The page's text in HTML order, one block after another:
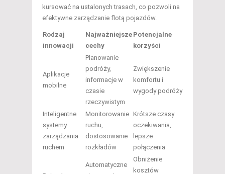
kursować na ustalonych trasach, co pozwoli na
efektywne zarządzanie flotą pojazdów.
Rodzaj
innowacji
Najważniejsze
cechy
Potencjalne
korzyści
Aplikacje
mobilne
Planowanie
podróży,
informacje w
czasie
rzeczywistym
Zwiększenie
komfortu i
wygody podróży
Inteligentne
systemy
zarządzania
ruchem
Monitorowanie
ruchu,
dostosowanie
rozkładów
Krótsze czasy
oczekiwania,
lepsze
połączenia
Automatyczne
Obniżenie
kosztów